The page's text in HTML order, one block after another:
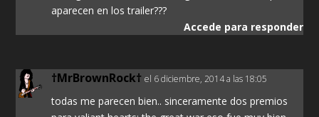
aparecen en los trailer???
Accede para responder
†MrBrownRock† el 6 diciembre, 2014 a las 18:05
todas me parecen bien.. sinceramente dos premios